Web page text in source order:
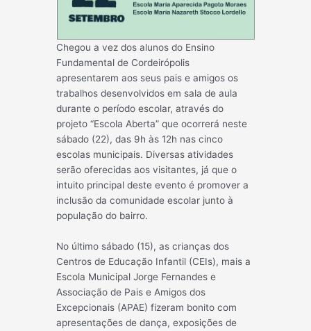
Chegou a vez dos alunos do Ensino
Fundamental de Cordeirópolis
apresentarem aos seus pais e amigos os
trabalhos desenvolvidos em sala de aula
durante o período escolar, através do
projeto “Escola Aberta” que ocorrerá neste
sábado (22), das 9h às 12h nas cinco
escolas municipais. Diversas atividades
serão oferecidas aos visitantes, já que o
intuito principal deste evento é promover a
inclusão da comunidade escolar junto à
população do bairro.
No último sábado (15), as crianças dos
Centros de Educação Infantil (CEIs), mais a
Escola Municipal Jorge Fernandes e
Associação de Pais e Amigos dos
Excepcionais (APAE) fizeram bonito com
apresentações de dança, exposições de